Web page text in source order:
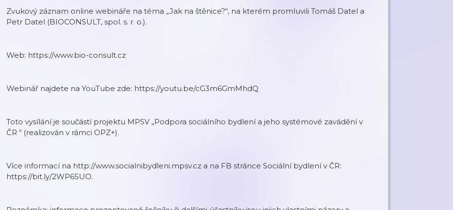
Zvukový záznam online webináře na téma „Jak na štěnice?“, na kterém promluvili Tomáš Datel a
Petr Datel (BIOCONSULT, spol. s. r. o.).
Web: https://www.bio-consult.cz
Webinář najdete na YouTube zde: https://youtu.be/cG3m6GmMhdQ
Toto vysílání je součástí projektu MPSV „Podpora sociálního bydlení a jeho systémové zavádění v
ČR “ (realizován v rámci OPZ+).
Více informací na http://www.socialnibydleni.mpsv.cz a na FB stránce Sociální bydlení v ČR:
https://bit.ly/2WP65UO.